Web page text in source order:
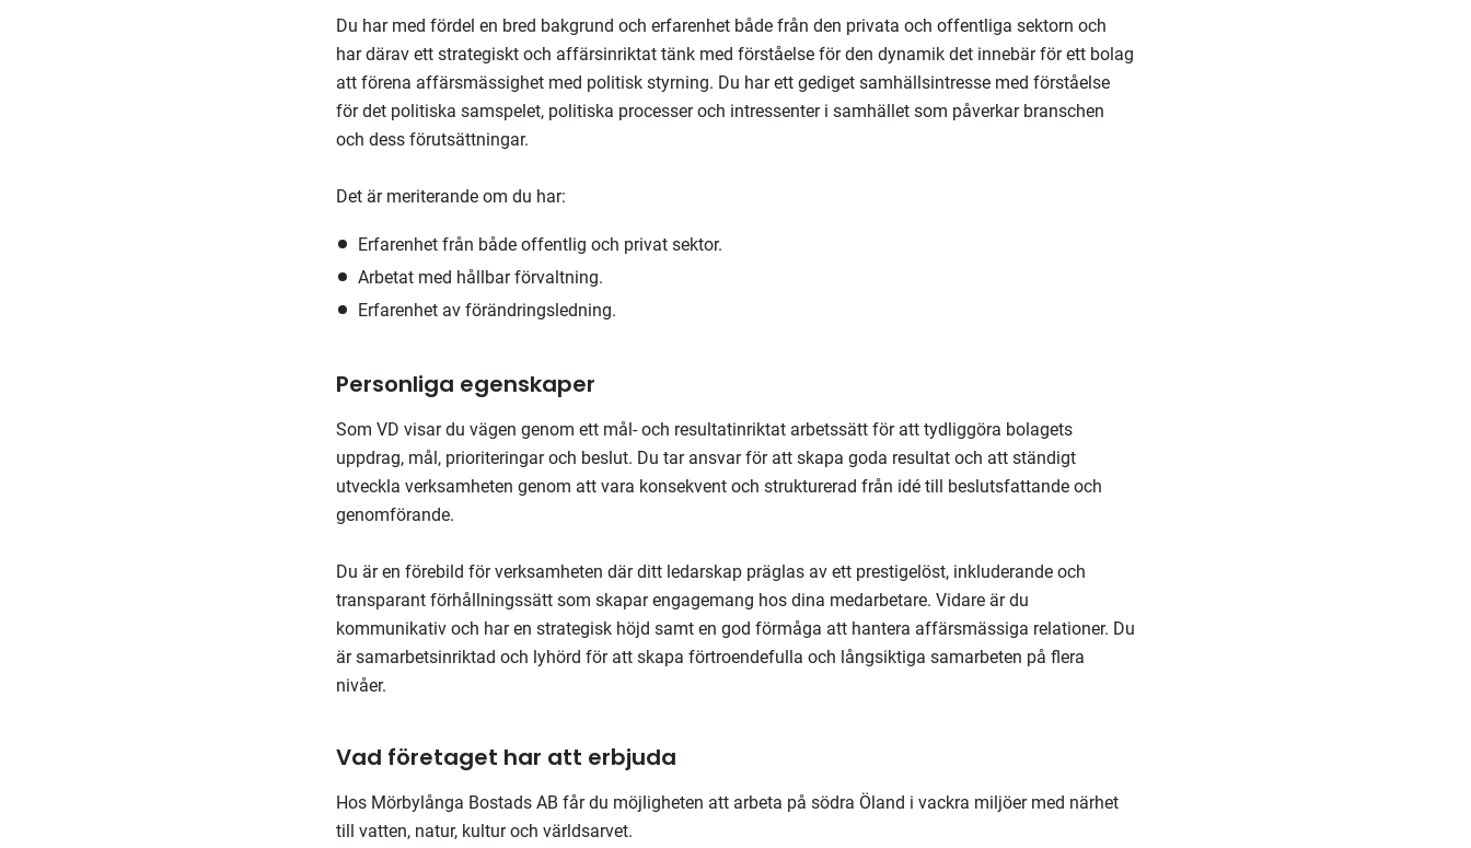
Du har med fördel en bred bakgrund och erfarenhet både från den privata och offentliga sektorn och
har därav ett strategiskt och affärsinriktat tänk med förståelse för den dynamik det innebär för ett bolag
att förena affärsmässighet med politisk styrning. Du har ett gediget samhällsintresse med förståelse
för det politiska samspelet, politiska processer och intressenter i samhället som påverkar branschen
och dess förutsättningar.
Det är meriterande om du har:
Erfarenhet från både offentlig och privat sektor.
Arbetat med hållbar förvaltning.
Erfarenhet av förändringsledning.
Personliga egenskaper
Som VD visar du vägen genom ett mål- och resultatinriktat arbetssätt för att tydliggöra bolagets
uppdrag, mål, prioriteringar och beslut. Du tar ansvar för att skapa goda resultat och att ständigt
utveckla verksamheten genom att vara konsekvent och strukturerad från idé till beslutsfattande och
genomförande.
Du är en förebild för verksamheten där ditt ledarskap präglas av ett prestigelöst, inkluderande och
transparant förhållningssätt som skapar engagemang hos dina medarbetare. Vidare är du
kommunikativ och har en strategisk höjd samt en god förmåga att hantera affärsmässiga relationer. Du
är samarbetsinriktad och lyhörd för att skapa förtroendefulla och långsiktiga samarbeten på flera
nivåer.
Vad företaget har att erbjuda
Hos Mörbylånga Bostads AB får du möjligheten att arbeta på södra Öland i vackra miljöer med närhet
till vatten, natur, kultur och världsarvet.